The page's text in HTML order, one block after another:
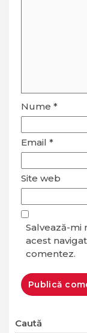
Nume *
Email *
Site web
Salvează-mi
acest
comentez.
Caută